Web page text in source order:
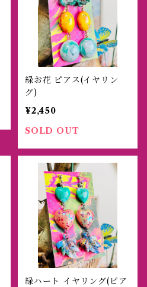
緑お花 ピアス(イヤリン
グ)
¥2,450
SOLD OUT
緑ハート イヤリング(ピア